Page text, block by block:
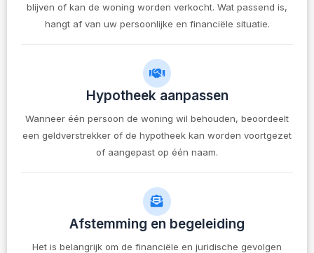
blijven of kan de woning worden verkocht. Wat passend is,
hangt af van uw persoonlijke en financiële situatie.
Hypotheek aanpassen
Wanneer één persoon de woning wil behouden, beoordeelt
een geldverstrekker of de hypotheek kan worden voortgezet
of aangepast op één naam.
Afstemming en begeleiding
Het is belangrijk om de financiële en juridische gevolgen